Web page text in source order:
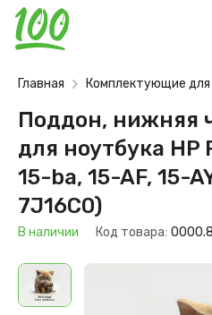
Главная Комплектующие для
Поддон, нижняя
для ноутбука HP
15-ba, 15-AF, 15-
7J16C0)
В наличии Код товара: